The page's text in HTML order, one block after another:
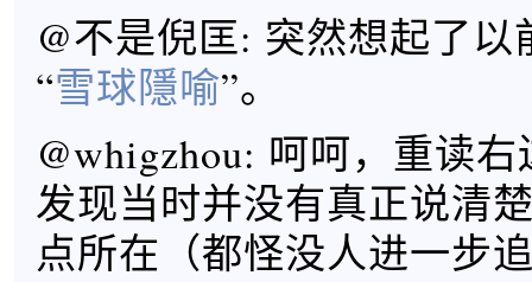
@不是倪匡: 突然想起了
“雪球隱喻”。
@whigzhou: 呵呵，重读
发现当时并没有真正说清
点所在（都怪没人进一步